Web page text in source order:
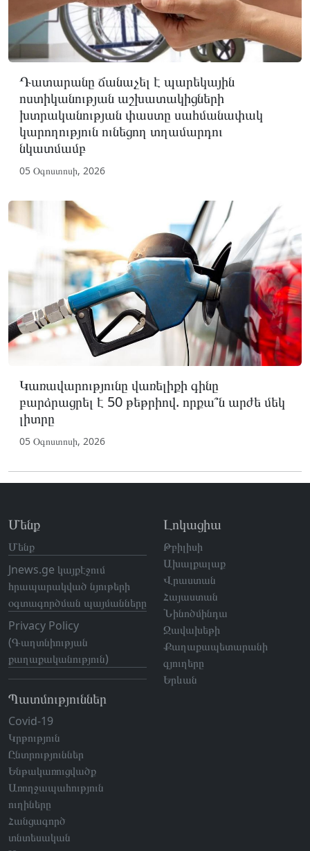
Դատարանը ճանաչել է պարեկային
ոստիկանության աշխատակիցների
խտրականության փաստը սահմանափակ
կարողություն ունեցող տղամարդու
նկատմամբ
05 Օգոստոսի, 2026
Կառավարությունը վառելիքի գինը
բարձրացրել է 50 թեթրիով. որքա՞ն արժե մեկ
լիտրը
05 Օգոստոսի, 2026
Մենք
Մենք
Jnews.ge կայքէջում
հրապարակված նյութերի
օգտագործման պայմանները
Privacy Policy
(Գաղտնիության
քաղաքականություն)
Պատմություններ
Covid-19
Կրթություն
Ընտրություններ
Ենթակառուցվածք
Առողջապահություն
ուղիները
Հանցագործ
տնտեսական
Լոկացիա
Թբիլիսի
Ախալքալաք
Վրաստան
Հայաստան
Նինոծմինդա
Ջավախեթի
Քաղաքապետարանի
գյուղերը
Երևան